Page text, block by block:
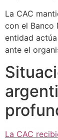
La CAC
con el Banco
entidad
ante el
La CAC